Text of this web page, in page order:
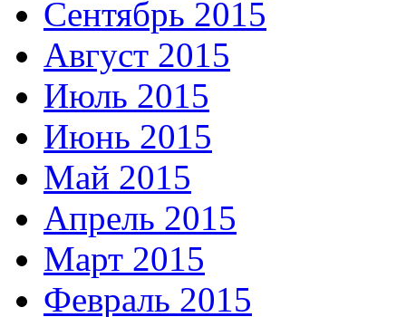
Сентябрь 2015
Август 2015
Июль 2015
Июнь 2015
Май 2015
Апрель 2015
Март 2015
Февраль 2015